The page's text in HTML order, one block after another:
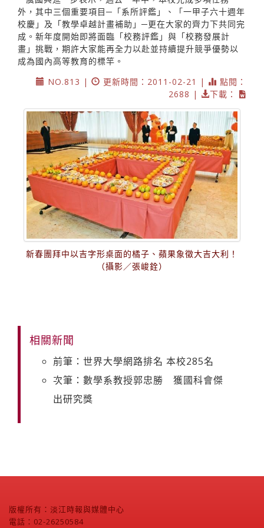
外，其中三個重要項目─「系所評鑑」、「一甲子六十週年
校慶」及「教學卓越計畫補助」─更在大家的齊力下共同完
成。新年度開始即將面臨「校務評鑑」與「校務發展計
畫」挑戰，期許大家能再全力以赴並持續提升競爭優勢以
成為國內高等教育的標竿。
NO.813 |
更新時間：2011-02-21 |
點閱：
2688 |
下載：
新春團拜中以吉字形桌面的橘子、蘋果象徵大吉大利！
（攝影／張峻銓）
相關新聞
前筆：世界大學網路排名 本校285名
次筆：數學系教授郭忠勝 獲國科會傑
出研究獎
版權所有：淡江時報與媒體中心
電話：02-26250584